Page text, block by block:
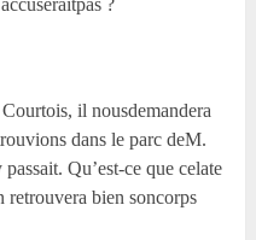
?
il nousdemandera
dans le parc deM.
Qu’est-ce que celate
retrouvera bien soncorps